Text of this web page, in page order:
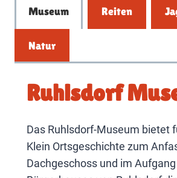
Museum Reiten
Natur
Ruhlsdorf
Das Ruhlsdorf-Museum bietet
Klein Ortsgeschichte zum
Dachgeschoss und im